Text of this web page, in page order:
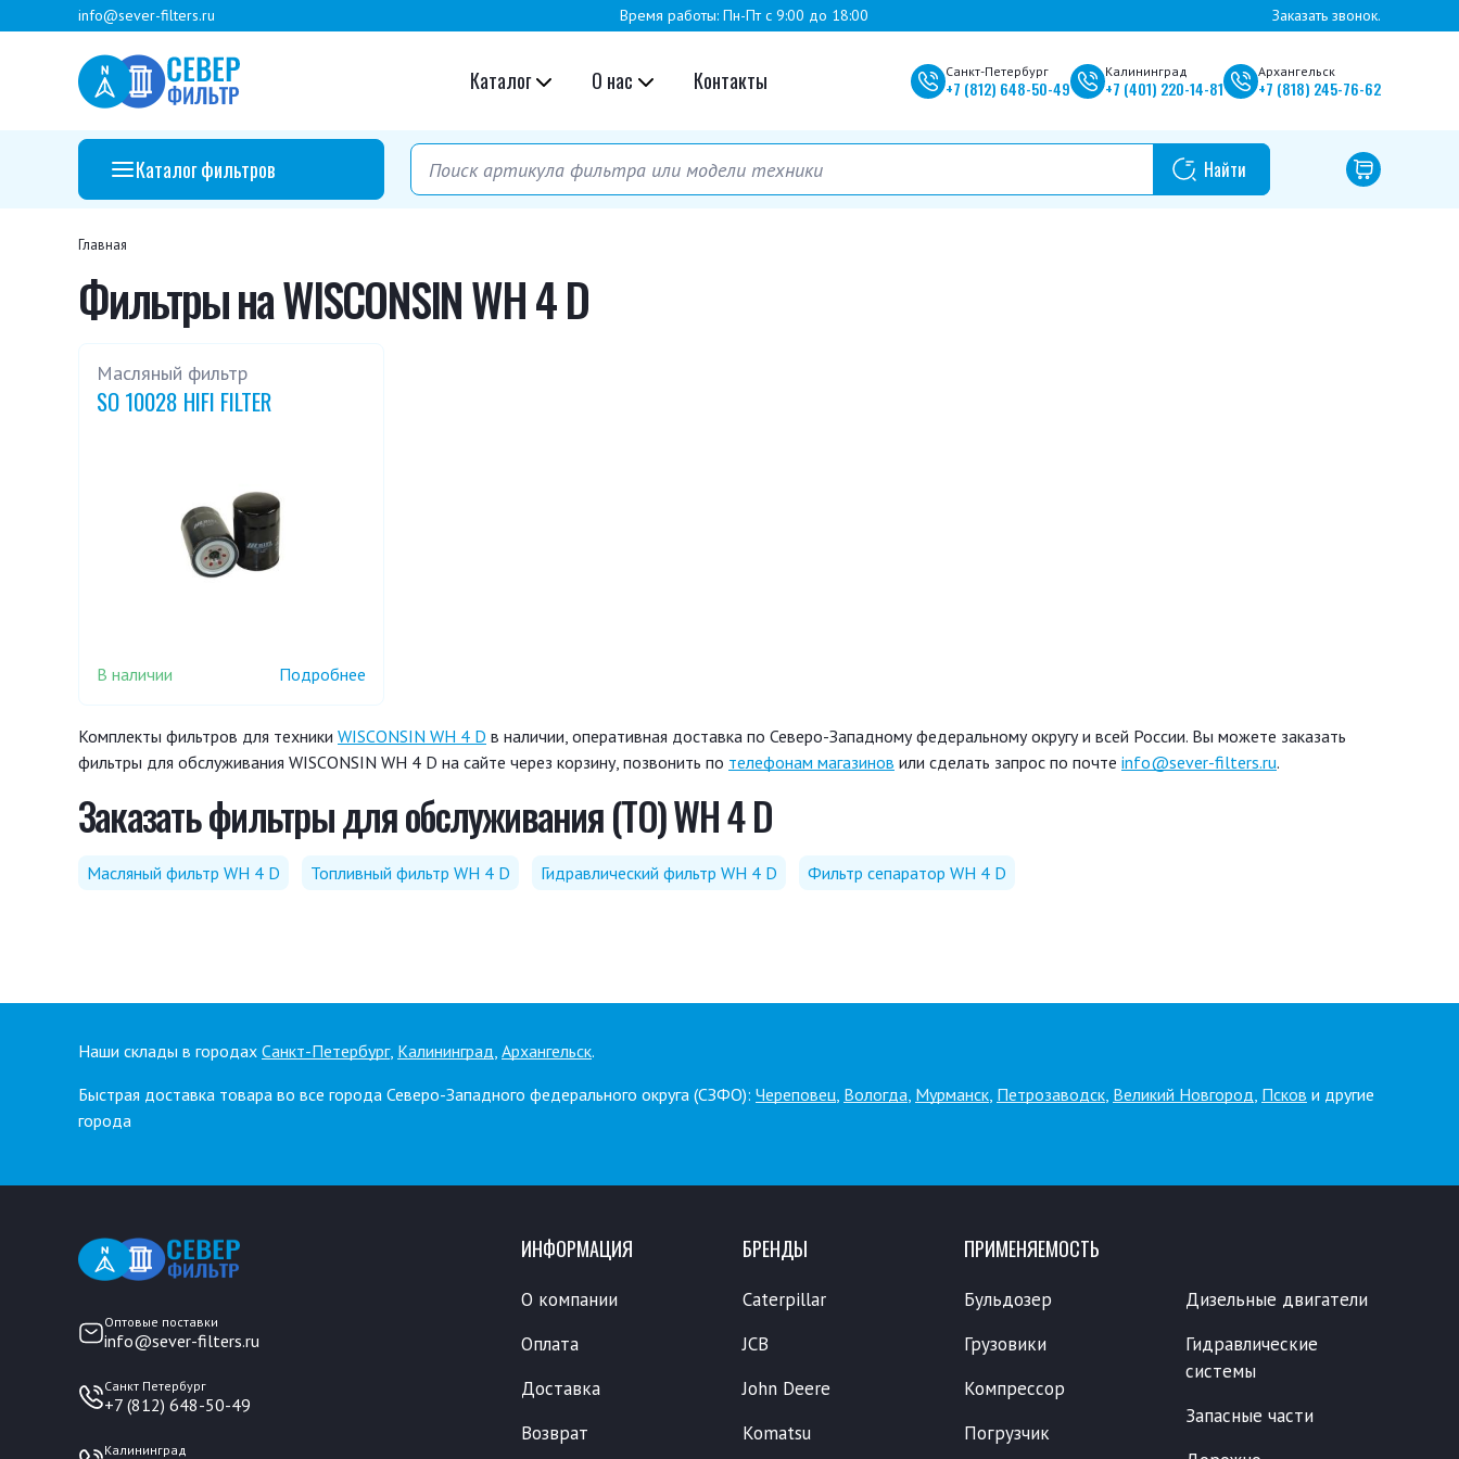
info@sever-filters.ru Время работы: Пн-Пт с 9:00 до 18:00 Заказать звонок.
Каталог О нас Контакты Санкт-Петербург
+7 (812) 648-50-49
Калининград
+7 (401) 220-14-81
Архангельск
+7 (818) 245-76-62
Каталог фильтров
Главная
Фильтры на WISCONSIN WH 4 D
Масляный фильтр
SO 10028 HIFI FILTER
В наличии Подробнее
Комплекты фильтров для техники WISCONSIN WH 4 D в наличии, оперативная доставка по Северо-Западному федеральному округу и всей России. Вы можете заказать
фильтры для обслуживания WISCONSIN WH 4 D на сайте через корзину, позвонить по телефонам магазинов или сделать запрос по почте info@sever-filters.ru.
Заказать фильтры для обслуживания (ТО) WH 4 D
Масляный фильтр WH 4 D Топливный фильтр WH 4 D Гидравлический фильтр WH 4 D Фильтр сепаратор WH 4 D
Наши склады в городах Санкт-Петербург, Калининград, Архангельск.
Быстрая доставка товара во все города Северо-Западного федерального округа (СЗФО): Череповец, Вологда, Мурманск, Петрозаводск, Великий Новгород, Псков и другие
города
Оптовые поставки
info@sever-filters.ru
Санкт Петербург
+7 (812) 648-50-49
Калининград
ИНФОРМАЦИЯ
О компании
Оплата
Доставка
Возврат
БРЕНДЫ
Caterpillar
JCB
John Deere
Komatsu
ПРИМЕНЯЕМОСТЬ
Бульдозер
Грузовики
Компрессор
Погрузчик
Дизельные двигатели
Гидравлические
системы
Запасные части